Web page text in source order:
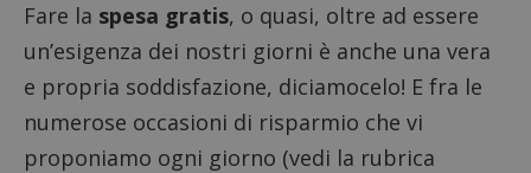
Fare la spesa gratis, o quasi, oltre ad essere
un’esigenza dei nostri giorni è anche una vera
e propria soddisfazione, diciamocelo! E fra le
numerose occasioni di risparmio che vi
proponiamo ogni giorno (vedi la rubrica